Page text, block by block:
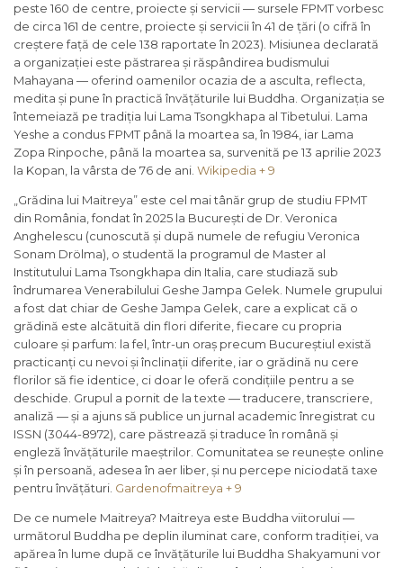
peste 160 de centre, proiecte și servicii — sursele FPMT vorbesc
de circa 161 de centre, proiecte și servicii în 41 de țări (o cifră în
creștere față de cele 138 raportate în 2023). Misiunea declarată
a organizației este păstrarea și răspândirea budismului
Mahayana — oferind oamenilor ocazia de a asculta, reflecta,
medita și pune în practică învățăturile lui Buddha. Organizația se
întemeiază pe tradiția lui Lama Tsongkhapa al Tibetului. Lama
Yeshe a condus FPMT până la moartea sa, în 1984, iar Lama
Zopa Rinpoche, până la moartea sa, survenită pe 13 aprilie 2023
la Kopan, la vârsta de 76 de ani. Wikipedia + 9
„Grădina lui Maitreya” este cel mai tânăr grup de studiu FPMT
din România, fondat în 2025 la București de Dr. Veronica
Anghelescu (cunoscută și după numele de refugiu Veronica
Sonam Drölma), o studentă la programul de Master al
Institutului Lama Tsongkhapa din Italia, care studiază sub
îndrumarea Venerabilului Geshe Jampa Gelek. Numele grupului
a fost dat chiar de Geshe Jampa Gelek, care a explicat că o
grădină este alcătuită din flori diferite, fiecare cu propria
culoare și parfum: la fel, într-un oraș precum Bucureștiul există
practicanți cu nevoi și înclinații diferite, iar o grădină nu cere
florilor să fie identice, ci doar le oferă condițiile pentru a se
deschide. Grupul a pornit de la texte — traducere, transcriere,
analiză — și a ajuns să publice un jurnal academic înregistrat cu
ISSN (3044-8972), care păstrează și traduce în română și
engleză învățăturile maeștrilor. Comunitatea se reunește online
și în persoană, adesea în aer liber, și nu percepe niciodată taxe
pentru învățături. Gardenofmaitreya + 9
De ce numele Maitreya? Maitreya este Buddha viitorului —
următorul Buddha pe deplin iluminat care, conform tradiției, va
apărea în lume după ce învățăturile lui Buddha Shakyamuni vor